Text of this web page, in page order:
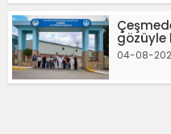
gözüyle
04-08-